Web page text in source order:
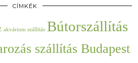
CÍMKÉK
akvárium szállítás Bútorszállítás
szállítás Budapest